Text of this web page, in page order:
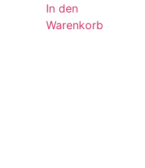
In den
Warenkorb